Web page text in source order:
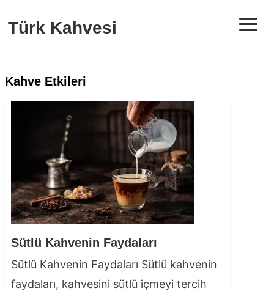
Türk Kahvesi ≡
Kahve Etkileri
Sütlü Kahvenin Faydaları
Sütlü Kahvenin Faydaları Sütlü kahvenin
faydaları, kahvesini sütlü içmeyi tercih